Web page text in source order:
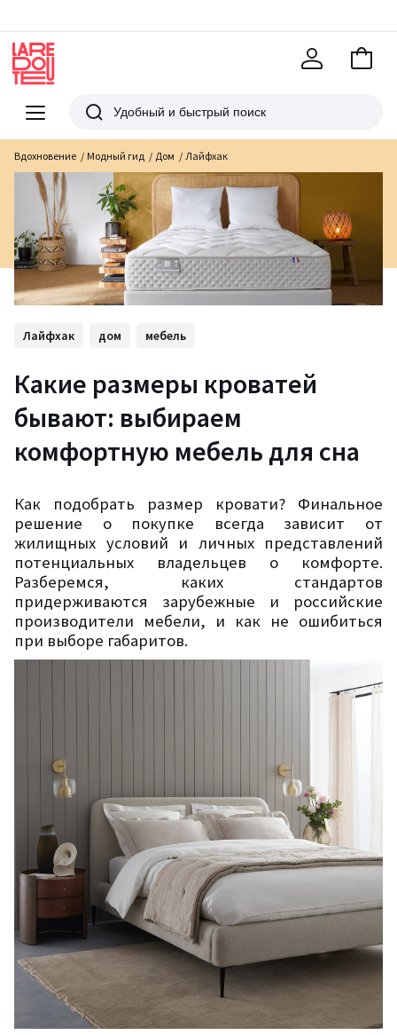
Меню
Redoute
Поиск
В
Вдохновение Модный гид Дом Лайфхак
Лайфхак дом мебель
Какие размеры кроватей
бывают: выбираем
комфортную мебель для сна
Как подобрать размер кровати? Финальное
решение о покупке всегда зависит от
жилищных условий и личных представлений
потенциальных владельцев о комфорте.
Разберемся, каких стандартов
придерживаются зарубежные и российские
производители мебели, и как не ошибиться
при выборе габаритов.